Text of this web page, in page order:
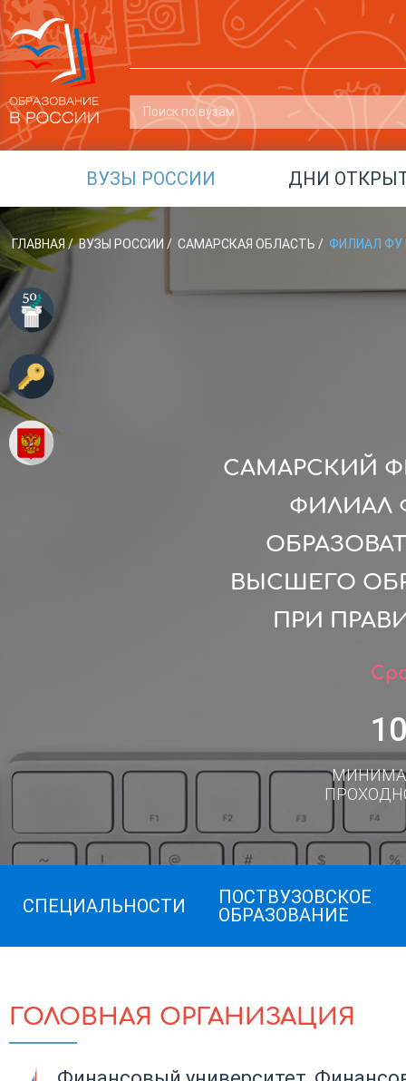
ВУЗЫ РОССИИ ДНИ
ГЛАВНАЯ/ ВУЗЫ РОССИИ / САМАРСКАЯ ОБЛАСТЬ / ФИЛИАЛ ФУ
САМАРСКИЙ
ФИЛИАЛ
ВЫСШЕГО
ПРИ
СПЕЦИАЛЬНОСТИ
ПОСТВУЗОВСКОЕ
ОБРАЗОВАНИЕ
ГОЛОВНАЯ ОРГАНИЗАЦИЯ